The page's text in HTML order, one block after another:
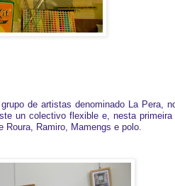
de artistas denominado La Pera,
un colectivo flexible e, nesta primeira
Ramiro, Mamengs e polo.